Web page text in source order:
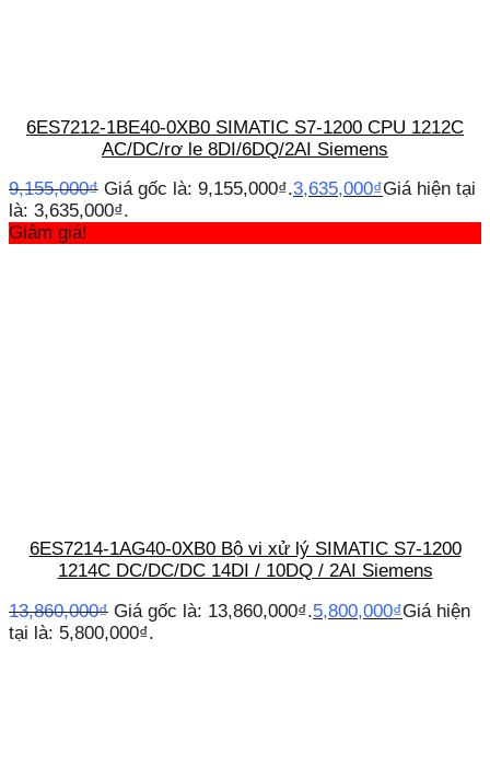
6ES7212-1BE40-0XB0 SIMATIC S7-1200 CPU 1212C
AC/DC/rơ le 8DI/6DQ/2AI Siemens
9,155,000₫ Giá gốc là: 9,155,000₫.3,635,000₫Giá hiện tại
là: 3,635,000₫.
Giảm giá!
6ES7214-1AG40-0XB0 Bộ vi xử lý SIMATIC S7-1200
1214C DC/DC/DC 14DI / 10DQ / 2AI Siemens
13,860,000₫ Giá gốc là: 13,860,000₫.5,800,000₫Giá hiện
tại là: 5,800,000₫.